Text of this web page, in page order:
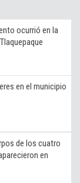
ocurrió en la
en el municipio
de los cuatro
en